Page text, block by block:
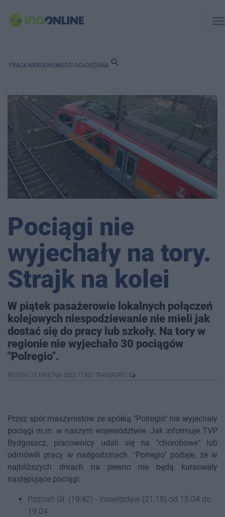
PRACA NIERUCHOMOŚCI OGŁOSZENIA search
Pociągi nie
wyjechały na tory.
Strajk na kolei
W piątek pasażerowie lokalnych połączeń
kolejowych niespodziewanie nie mieli jak
dostać się do pracy lub szkoły. Na tory w
regionie nie wyjechało 30 pociągów
"Polregio".
REGION 15 KWIETNIA 2022 17:50 TRANSPORT
Przez spór maszynistów ze spółką "Polregio" nie wyjechały
pociągi m.in. w naszym województwie. Jak informuje TVP
Bydgoszcz, pracownicy udali się na "chorobowe" lub
odmówili pracy w nadgodzinach. "Polregio" podaje, że w
najbliższych dniach na pewno nie będą kursowały
następujące pociągi:
Poznań Gł. (19:42) - Inowrocław (21:18) od 15.04 do
19.04